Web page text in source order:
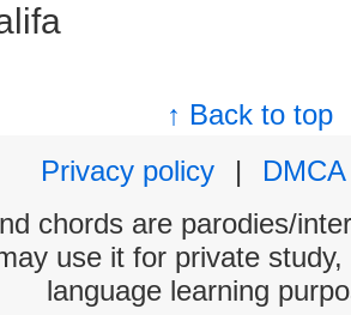
↑ Back to top
Privacy policy
|
DMCA
chords are parodies/
use it for private
language learning